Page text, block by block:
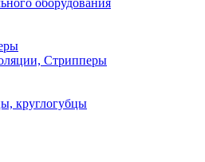
оборудования
Стрипперы
круглогубцы